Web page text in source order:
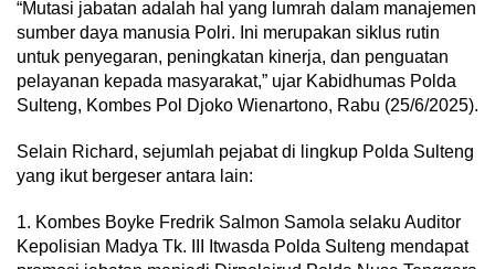
“Mutasi jabatan adalah hal yang lumrah dalam manajemen
sumber daya manusia Polri. Ini merupakan siklus rutin
untuk penyegaran, peningkatan kinerja, dan penguatan
pelayanan kepada masyarakat,” ujar Kabidhumas Polda
Sulteng, Kombes Pol Djoko Wienartono, Rabu (25/6/2025).
Selain Richard, sejumlah pejabat di lingkup Polda Sulteng
yang ikut bergeser antara lain:
1. Kombes Boyke Fredrik Salmon Samola selaku Auditor
Kepolisian Madya Tk. III Itwasda Polda Sulteng mendapat